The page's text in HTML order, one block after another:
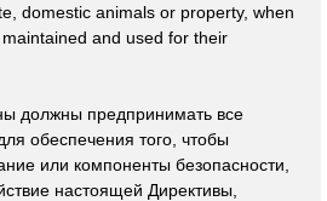
domestic animals or property, when
and used for their
должны предпринимать все
обеспечения того, чтобы
или компоненты безопасности,
настоящей Директивы,